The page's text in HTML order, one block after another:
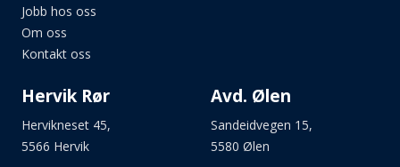
Hervik Rør
Hervikneset 45,
5566 Hervik
Avd. Ølen
Sandeidvegen 15,
5580 Ølen
Jobb hos oss
Om oss
Kontakt oss